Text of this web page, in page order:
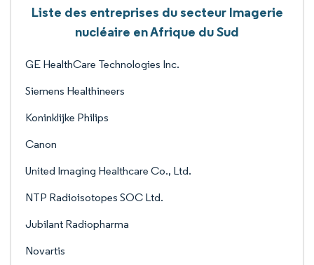
Liste des entreprises du secteur Imagerie
nucléaire en Afrique du Sud
GE HealthCare Technologies Inc.
Siemens Healthineers
Koninklijke Philips
Canon
United Imaging Healthcare Co., Ltd.
NTP Radioisotopes SOC Ltd.
Jubilant Radiopharma
Novartis